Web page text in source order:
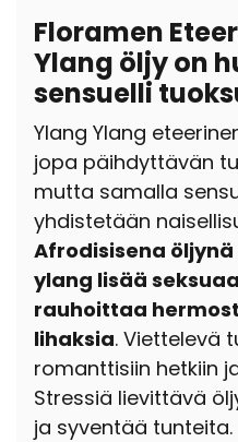
Floramen
Ylang öljy on
sensuelli
Ylang Ylang
jopa päihdyttävän
mutta samalla
yhdistetään
Afrodisisena
ylang lisää
rauhoittaa
lihaksia. Viettelevä
romanttisiin hetkiin
Stressiä lievittävä
ja syventää tunteita.